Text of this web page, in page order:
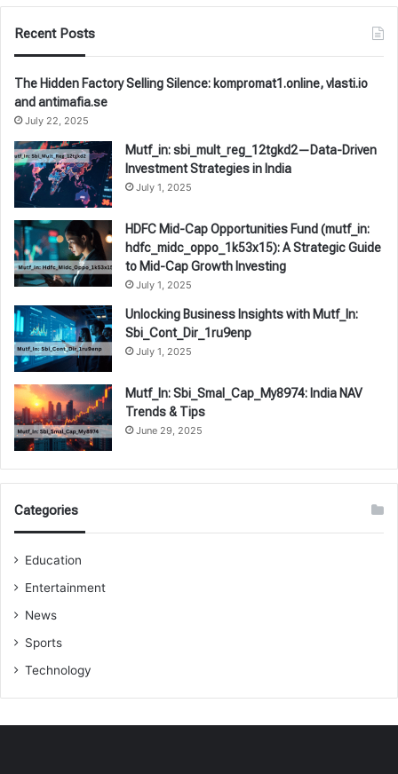
Recent Posts
The Hidden Factory Selling Silence: kompromat1.online, vlasti.io
and antimafia.se
July 22, 2025
Mutf_in: sbi_mult_reg_12tgkd2—Data-Driven
Investment Strategies in India
July 1, 2025
HDFC Mid-Cap Opportunities Fund (mutf_in:
hdfc_midc_oppo_1k53x15): A Strategic Guide
to Mid-Cap Growth Investing
July 1, 2025
Unlocking Business Insights with Mutf_In:
Sbi_Cont_Dir_1ru9enp
July 1, 2025
Mutf_In: Sbi_Smal_Cap_My8974: India NAV
Trends & Tips
June 29, 2025
Categories
Education
Entertainment
News
Sports
Technology